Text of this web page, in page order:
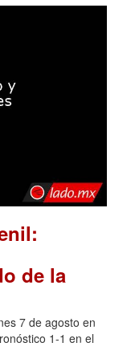
de la
7 de agosto en
1-1 en el